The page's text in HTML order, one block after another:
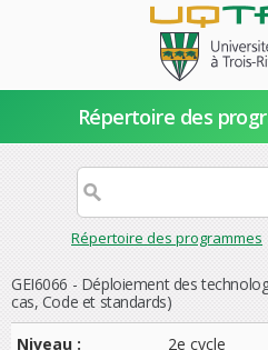
Répertoire des
Répertoire des programmes
GEI6066 - Déploiement des
cas, Code et standards)
Niveau :
2e cycle